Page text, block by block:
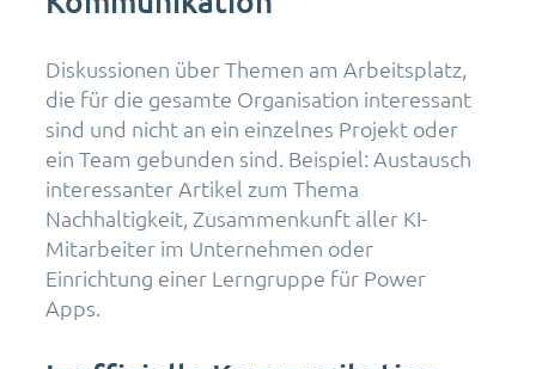
Diskussionen über Themen am Arbeitsplatz,
die für die gesamte Organisation interessant
sind und nicht an ein einzelnes Projekt oder
ein Team gebunden sind. Beispiel: Austausch
interessanter Artikel zum Thema
Nachhaltigkeit, Zusammenkunft aller KI-
Mitarbeiter im Unternehmen oder
Einrichtung einer Lerngruppe für Power
Apps.